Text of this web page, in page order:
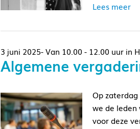
Lees meer
3 juni 2025- Van 10.00 - 12.00 uur in
Algemene
Op
we de
voor deze